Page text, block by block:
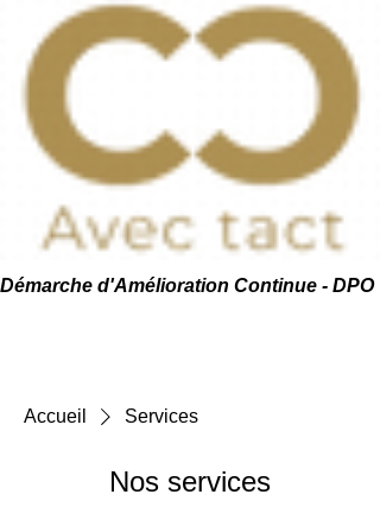
Démarche d'Amélioration Continue - DPO
Accueil Services
Nos services